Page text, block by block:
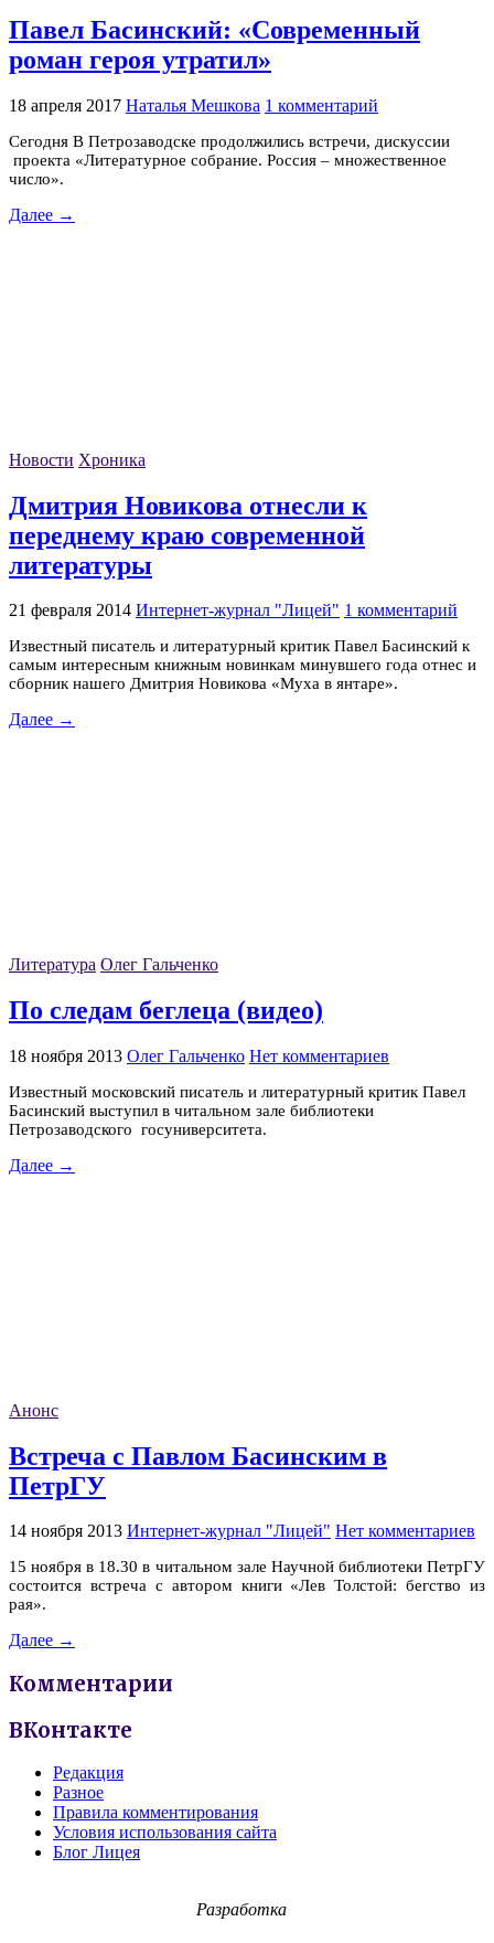
Павел Басинский: «Современный
роман героя утратил»
18 апреля 2017 Наталья Мешкова 1 комментарий
Сегодня В Петрозаводске продолжились встречи, дискуссии
проекта «Литературное собрание. Россия – множественное
число».
Далее →
Новости Хроника
Дмитрия Новикова отнесли к
переднему краю современной
литературы
21 февраля 2014 Интернет-журнал "Лицей" 1 комментарий
Известный писатель и литературный критик Павел Басинский к
самым интересным книжным новинкам минувшего года отнес и
сборник нашего Дмитрия Новикова «Муха в янтаре».
Далее →
Литература Олег Гальченко
По следам беглеца (видео)
18 ноября 2013 Олег Гальченко Нет комментариев
Известный московский писатель и литературный критик Павел
Басинский выступил в читальном зале библиотеки
Петрозаводского госуниверситета.
Далее →
Анонс
Встреча с Павлом Басинским в
ПетрГУ
14 ноября 2013 Интернет-журнал "Лицей" Нет комментариев
15 ноября в 18.30 в читальном зале Научной библиотеки ПетрГУ
состоится встреча с автором книги «Лев Толстой: бегство из
рая».
Далее →
Комментарии
ВКонтакте
Редакция
Разное
Правила комментирования
Условия использования сайта
Блог Лицея
Разработка